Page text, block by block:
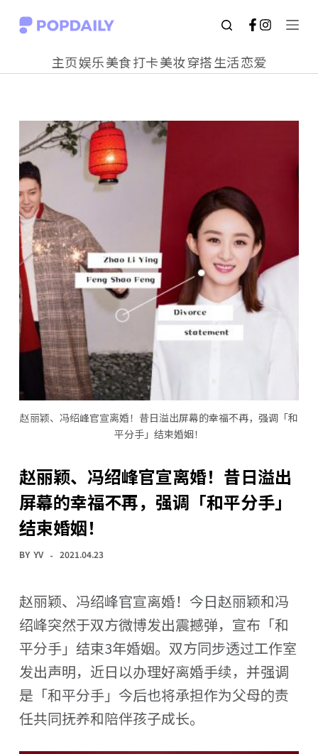
S
c
o
n
t
e
n
t
主页娱乐美食打卡美妆穿搭生活恋爱
赵丽颖、冯绍峰官宣离婚！昔日溢出屏幕的幸福不再，强调「和
平分手」结束婚姻！
赵丽颖、冯绍峰官宣离婚！昔日溢出
屏幕的幸福不再，强调「和平分手」
结束婚姻！
BY YV 2021.04.23
赵丽颖、冯绍峰官宣离婚！今日赵丽颖和冯
绍峰突然于双方微博发出震撼弹，宣布「和
平分手」结束3年婚姻。双方同步透过工作室
发出声明，近日以办理好离婚手续，并强调
是「和平分手」今后也将承担作为父母的责
任共同抚养和陪伴孩子成长。